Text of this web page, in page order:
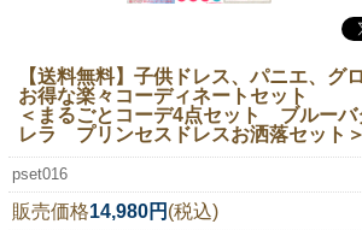
【送料無料】子供ドレス、パニエ、グ
お得な楽々コーディネートセット
＜まるごとコーデ4点セット ブルー
レラ プリンセスドレスお洒落セット＞
pset016
販売価格14,980円 (税込)
当店は持続可能な